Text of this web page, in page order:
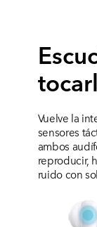
Vuelve la
sensores
ambos
reproducir,
ruido con